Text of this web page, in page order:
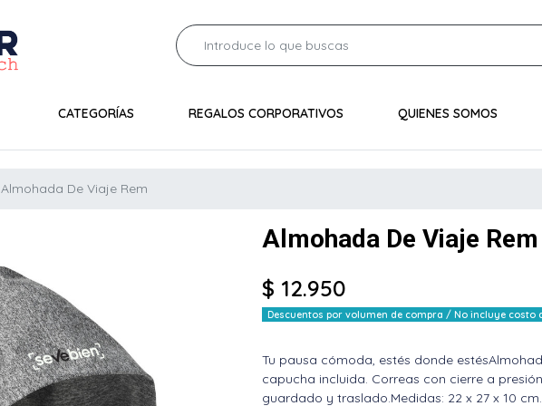
CATEGORÍAS REGALOS CORPORATIVOS QUIENES SOMOS
Almohada De Viaje Rem
Almohada De Viaje Rem
$ 12.950
Descuentos por volumen de compra / No incluye costo
Tu pausa cómoda, estés donde
capucha incluida. Correas con cierre a
guardado y traslado.Medidas: 22 x 27 x 10